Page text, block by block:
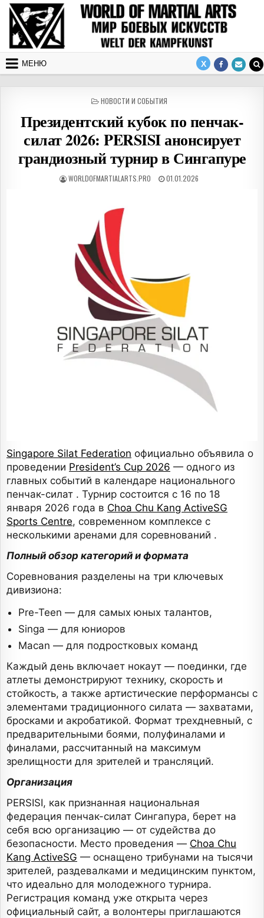
Перейти к содержимому
МЕНЮ
ОПУБЛИКОВАНО В
НОВОСТИ И СОБЫТИЯ
Президентский кубок по пенчак-
силат 2026: PERSISI анонсирует
грандиозный турнир в Сингапуре
АВТОР:
WORLDOFMARTIALARTS.PRO ДАТА ПУБЛИКАЦИИ:
01.01.2026
Singapore Silat Federation официально объявила о
проведении President’s Cup 2026 — одного из
главных событий в календаре национального
пенчак-силат . Турнир состоится с 16 по 18
января 2026 года в Choa Chu Kang ActiveSG
Sports Centre, современном комплексе с
несколькими аренами для соревнований .
Полный обзор категорий и формата
Соревнования разделены на три ключевых
дивизиона:
Pre-Teen — для самых юных талантов,
Singa — для юниоров
Macan — для подростковых команд
Каждый день включает нокаут — поединки, где
атлеты демонстрируют технику, скорость и
стойкость, а также артистические перформансы с
элементами традиционного силата — захватами,
бросками и акробатикой. Формат трехдневный, с
предварительными боями, полуфиналами и
финалами, рассчитанный на максимум
зрелищности для зрителей и трансляций.
Организация
PERSISI, как признанная национальная
федерация пенчак-силат Сингапура, берет на
себя всю организацию — от судейства до
безопасности. Место проведения — Choa Chu
Kang ActiveSG — оснащено трибунами на тысячи
зрителей, раздевалками и медицинским пунктом,
что идеально для молодежного турнира.
Регистрация команд уже открыта через
официальный сайт, а волонтеры приглашаются